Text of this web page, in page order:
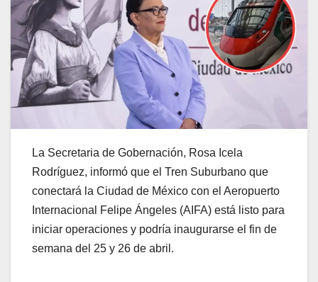
La Secretaria de Gobernación, Rosa Icela
Rodríguez, informó que el Tren Suburbano que
conectará la Ciudad de México con el Aeropuerto
Internacional Felipe Ángeles (AIFA) está listo para
iniciar operaciones y podría inaugurarse el fin de
semana del 25 y 26 de abril.